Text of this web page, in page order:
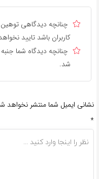
چنانچه دیدگاهی توهین
کاربران باشد تایید
چنانچه دیدگاه شما
شد.
نشانی ایمیل شما منتشر نخواهد
*